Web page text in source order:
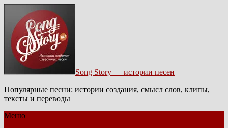
Song Story — истории песен
Популярные песни: истории создания, смысл слов, клипы,
тексты и переводы
Меню